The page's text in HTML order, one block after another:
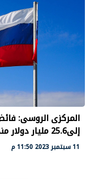
المركزى الروسى:
إلى25.6 مليار دولار منذ بداية العام
11 سبتمبر 2023 11:50 م